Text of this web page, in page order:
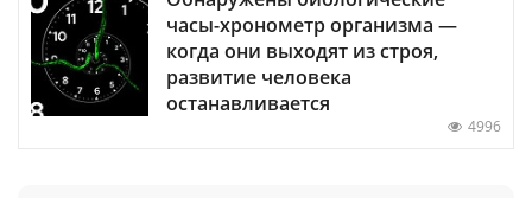
часы-хронометр организма —
когда они выходят из строя,
развитие человека
останавливается
4996